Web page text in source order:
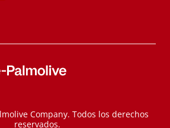
Company. Todos los derechos
reservados.